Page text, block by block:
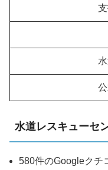
水道レスキューセ
580件のGoogleクチ